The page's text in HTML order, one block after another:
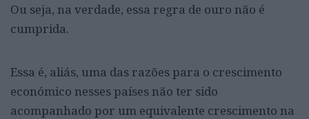
Ou seja, na verdade, essa regra de ouro não é
cumprida.
Essa é, aliás, uma das razões para o crescimento
económico nesses países não ter sido
acompanhado por um equivalente crescimento na